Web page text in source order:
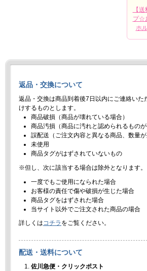
【
プ☆
ホ
返品・交換について
返品・交換は商品到着後7日以内にご連絡い
けするものとします。
商品破損（商品が壊れている場合）
商品汚損（商品に汚れと認められるものが
誤配送（ご注文内容と異なる商品、数量が
未使用
商品タグがはずされていないもの
※但し、次に該当する場合は除外となります。
一度でもご使用になられた場合
お客様の責任で傷や破損が生じた場合
商品タグをはずされた場合
当サイト以外でご注文された商品の場合
詳しくはコチラ をご覧ください。
配送・送料について
佐川急便・クリックポスト